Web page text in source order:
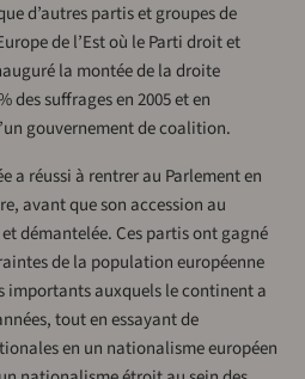
d’autres partis et groupes de
de l’Est où le Parti droit et
la montée de la droite
des suffrages en 2005 et en
gouvernement de coalition.
a réussi à rentrer au Parlement en
avant que son accession au
démantelée. Ces partis ont gagné
de la population européenne
importants auxquels le continent a
tout en essayant de
en un nationalisme européen